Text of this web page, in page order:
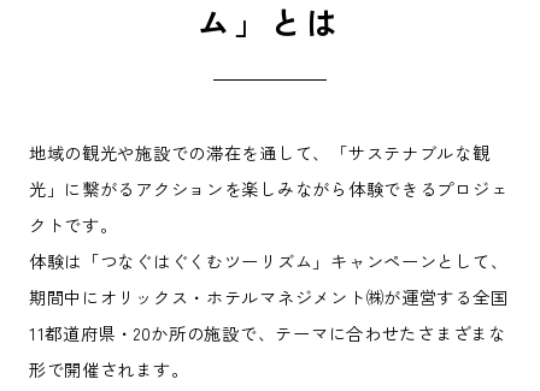
ム」とは
地域の観光や施設での滞在を通して、「サステナブルな観
光」に繋がるアクションを楽しみながら体験できるプロジェ
クトです。
体験は「つなぐはぐくむツーリズム」キャンペーンとして、
期間中にオリックス・ホテルマネジメント㈱が運営する全国
11都道府県・20か所の施設で、テーマに合わせたさまざまな
形で開催されます。